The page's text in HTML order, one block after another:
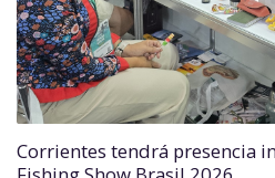
Corrientes tendrá presencia